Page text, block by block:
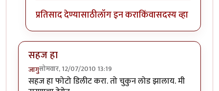
प्रतिसाद देण्यासाठीलॉग इन कराकिंवासदस्य व्हा
सहज हा
जागुसोमवार, 12/07/2010 13:19
सहज हा फोटो डिलीट करा. तो चुकुन लोड झालाय. मी